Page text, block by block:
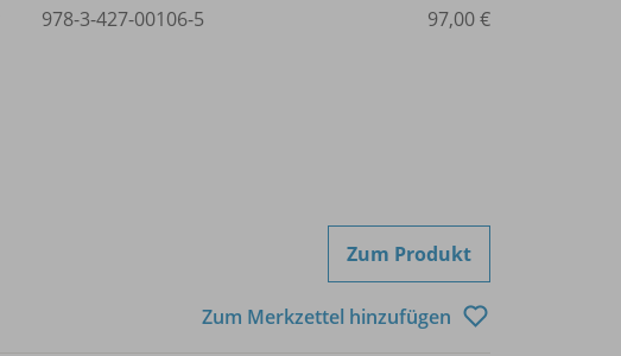
978-3-427-00106-5 97,00 €
Zum Produkt
Zum Merkzettel hinzufügen